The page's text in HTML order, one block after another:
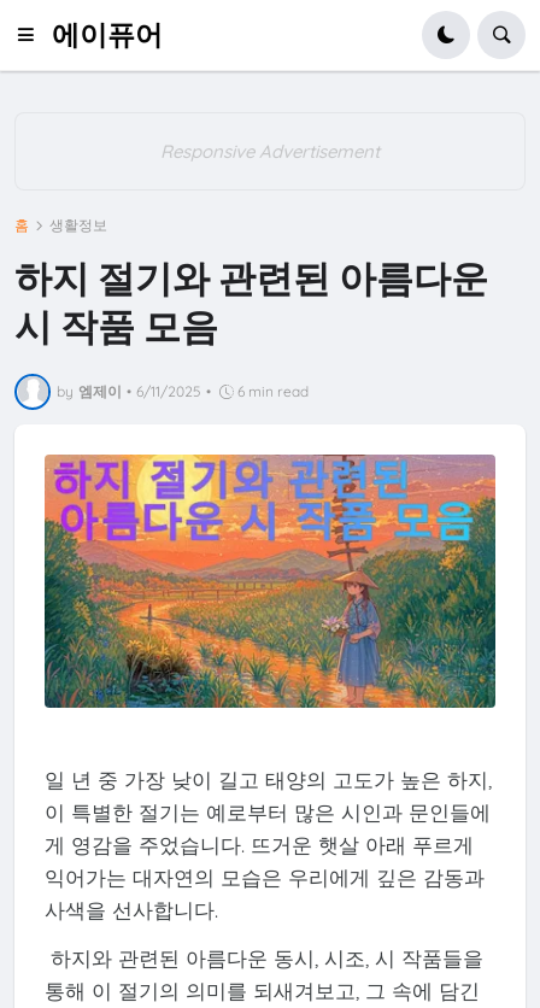
에이퓨어
Responsive Advertisement
홈 생활정보
하지 절기와 관련된 아름다운
시 작품 모음
by 엠제이 • 6/11/2025 • 6 min read
일 년 중 가장 낮이 길고 태양의 고도가 높은 하지,
이 특별한 절기는 예로부터 많은 시인과 문인들에
게 영감을 주었습니다. 뜨거운 햇살 아래 푸르게
익어가는 대자연의 모습은 우리에게 깊은 감동과
사색을 선사합니다.
하지와 관련된 아름다운 동시, 시조, 시 작품들을
통해 이 절기의 의미를 되새겨보고, 그 속에 담긴